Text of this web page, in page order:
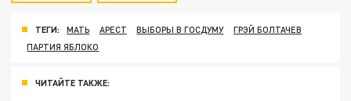
ТЕГИ: МАТЬ АРЕСТ ВЫБОРЫ В ГОСДУМУ
ГРЭЙ БОЛТАЧЕВ
ПАРТИЯ ЯБЛОКО
ЧИТАЙТЕ ТАКЖЕ: